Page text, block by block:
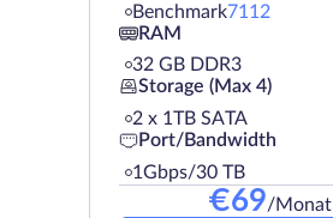
Benchmark7112
RAM
32 GB DDR3
Storage (Max 4)
2 х 1TB SATA
Port/Bandwidth
1Gbps/30 TB
€69/Monat